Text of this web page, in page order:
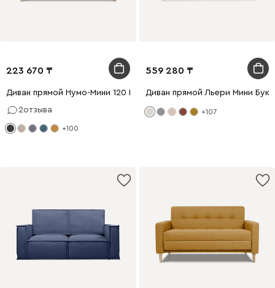
223 670
Диван прямой Нумо-Мини 120 Рогожка Графитовый
2отзыва
+100
559 280
Диван прямой Льери Мини
+107